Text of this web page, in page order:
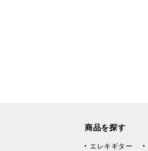
商品を探す
エレキギター